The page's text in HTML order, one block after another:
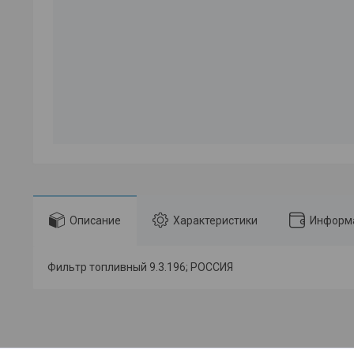
Описание Характеристики
Фильтр топливный 9.3.196; РОССИЯ